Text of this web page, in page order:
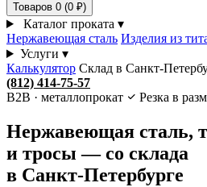
Товаров 0 (0 ₽)
Каталог проката ▾
Нержавеющая сталь Изделия из
Услуги ▾
Калькулятор Склад в Санкт-
(812) 414-75-57
B2B · металлопрокат
Резка в
Нержавеющая сталь,
и тросы — со склада
в Санкт-Петербурге